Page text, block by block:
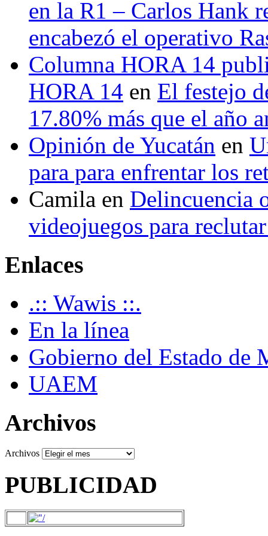
en la R1 – Carlos Hank
encabezó el operativo
Columna HORA 14
HORA 14 en El festejo
17.80% más que el año
Opinión de Yucatán en
para para enfrentar los
Camila en Delincuencia
videojuegos para
Enlaces
.:: Wawis ::.
En la línea
Gobierno del Estado de
UAEM
Archivos
Archivos
PUBLICIDAD